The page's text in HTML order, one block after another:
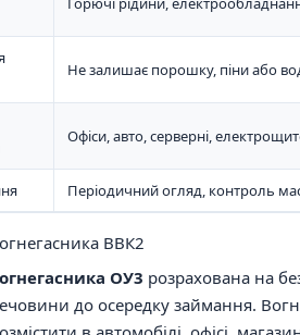
Не залишає порошку, піни або
Офіси, авто, серверні,
Періодичний огляд, контроль
ВВК2
ОУ3 розрахована на
до осередку займання.